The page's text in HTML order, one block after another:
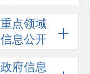
重点领域
信息公开
政府信息